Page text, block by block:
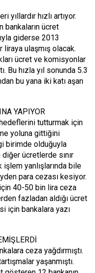
yıllardır hızlı artıyor.
bankaların ücret
giderse 2013
ulaşmış olacak.
ücret ve komisyonlar
Bu hızla yıl sonunda 5.3
bu yana iki katı aşan
YAPIYOR
tutturmak için
yoluna gittiğini
birimde olduğuyla
ücretlerde sınır
yanlışlarında bile
para cezası kesiyor.
40-50 bin lira ceza
fazladan aldığı ücret
için bankalara yazı
ceza yağdırmıştı.
yaşanmıştı.